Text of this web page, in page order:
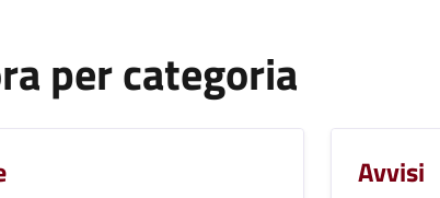
per categoria
Avvisi